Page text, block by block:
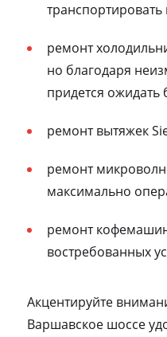
ремонт
но благодаря
придется ожидать
ремонт вытяжек
ремонт
максимально
ремонт
востребованных
Акцентируйте
Варшавское шоссе